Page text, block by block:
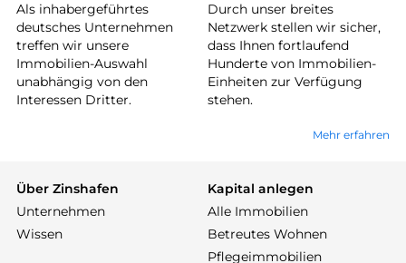
Als inhabergeführtes
deutsches Unternehmen
treffen wir unsere
Immobilien-Auswahl
unabhängig von den
Interessen Dritter.
Durch unser breites
Netzwerk stellen wir sicher,
dass Ihnen fortlaufend
Hunderte von Immobilien-
Einheiten zur Verfügung
stehen.
Mehr erfahren
Über Zinshafen
Unternehmen
Wissen
Kapital anlegen
Alle Immobilien
Betreutes Wohnen
Pflegeimmobilien